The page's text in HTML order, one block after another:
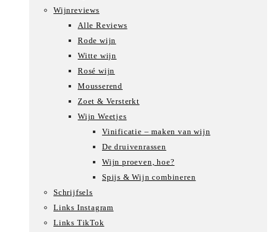
Wijnreviews
Alle Reviews
Rode wijn
Witte wijn
Rosé wijn
Mousserend
Zoet & Versterkt
Wijn Weetjes
Vinificatie – maken van wijn
De druivenrassen
Wijn proeven, hoe?
Spijs & Wijn combineren
Schrijfsels
Links Instagram
Links TikTok